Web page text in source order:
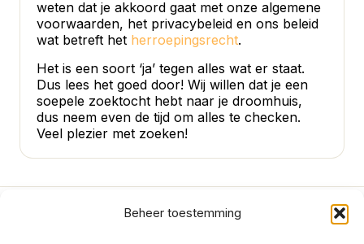
Beheer toestemming
weten dat je akkoord gaat met onze algemene
voorwaarden, het privacybeleid en ons beleid
wat betreft het herroepingsrecht.
Het is een soort ‘ja’ tegen alles wat er staat.
Dus lees het goed door! Wij willen dat je een
soepele zoektocht hebt naar je droomhuis,
dus neem even de tijd om alles te checken.
Veel plezier met zoeken!